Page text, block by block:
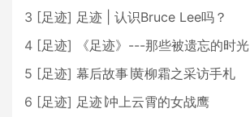
3 [足迹] 足迹 | 认识Bruce Lee吗？
4 [足迹]
《足迹》---那些被遗忘的时光
5 [足迹] 幕后故事∣黄柳霜之采访手札
6 [足迹] 足迹∣冲上云霄的女战鹰